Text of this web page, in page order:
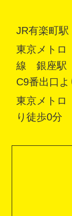
JR有楽町
東京メト
線 銀座駅
C9番出口
東京メト
り徒歩0分